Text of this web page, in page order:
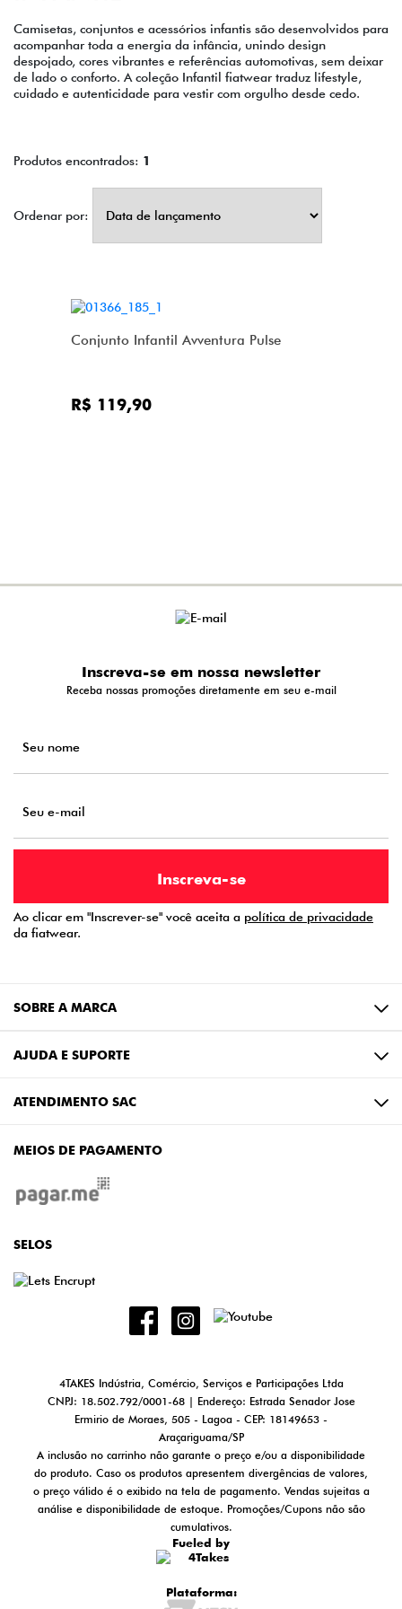
Camisetas, conjuntos e acessórios infantis são desenvolvidos para
acompanhar toda a energia da infância, unindo design
despojado, cores vibrantes e referências automotivas, sem deixar
de lado o conforto. A coleção Infantil fiatwear traduz lifestyle,
cuidado e autenticidade para vestir com orgulho desde cedo.
Produtos encontrados: 1
Ordenar por:
Conjunto Infantil Avventura Pulse
R$ 119,90
Inscreva-se em nossa newsletter
Receba nossas promoções diretamente em seu e-mail
Ao clicar em "Inscrever-se" você aceita a política de privacidade
da fiatwear.
SOBRE A MARCA
AJUDA E SUPORTE
ATENDIMENTO SAC
MEIOS DE PAGAMENTO
SELOS
4TAKES Indústria, Comércio, Serviços e Participações Ltda
CNPJ: 18.502.792/0001-68 | Endereço: Estrada Senador Jose
Ermirio de Moraes, 505 - Lagoa - CEP: 18149653 -
Araçariguama/SP
A inclusão no carrinho não garante o preço e/ou a disponibilidade
do produto. Caso os produtos apresentem divergências de valores,
o preço válido é o exibido na tela de pagamento. Vendas sujeitas a
análise e disponibilidade de estoque. Promoções/Cupons não são
cumulativos.
Fueled by
Plataforma: